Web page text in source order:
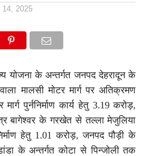
14, 2025
योजना के अन्तर्गत जनपद देहरादून के
मालसी मोटर मार्ग पर अतिक्रमण
पुर्ननिर्माण कार्य हेतु 3.19 करोड़,
बागेश्वर के गरखेत से तल्ला मेजुलिया
हेतु 1.01 करोड़, जनपद पौड़ी के
के अन्तर्गत कोटा से पिन्जोली तक